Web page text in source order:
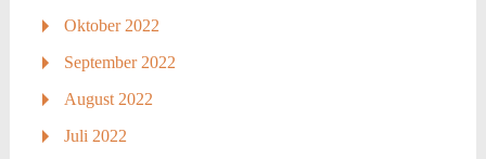
Oktober 2022
September 2022
August 2022
Juli 2022